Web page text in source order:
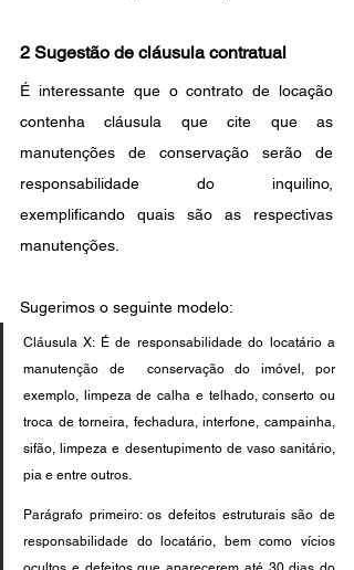
2 Sugestão de cláusula contratual
É interessante que o contrato de locação
contenha cláusula que cite que as
manutenções de conservação serão de
responsabilidade do inquilino,
exemplificando quais são as respectivas
manutenções.
Sugerimos o seguinte modelo:
Cláusula X: É de responsabilidade do locatário a
manutenção de  conservação do imóvel, por
exemplo, limpeza de calha e telhado, conserto ou
troca de torneira, fechadura, interfone, campainha,
sifão, limpeza e desentupimento de vaso sanitário,
pia e entre outros.
Parágrafo primeiro: os defeitos estruturais são de
responsabilidade do locatário, bem como vícios